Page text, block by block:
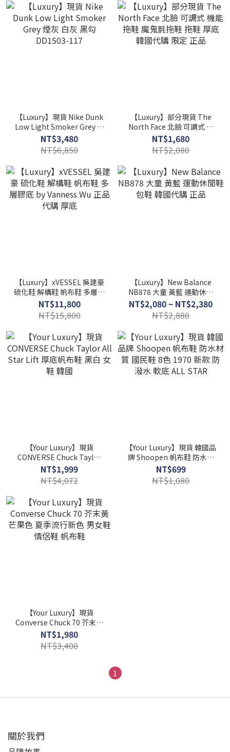
【Luxury】現貨 Nike Dunk
Low Light Smoker Grey 煙
灰 白灰 黑勾 DD1503-117
NT$3,480
NT$6,850
【Luxury】部分現貨 The
North Face 北臉 可調式 機
能拖鞋 魔鬼氈拖鞋 拖鞋 厚底
韓國代購 限定 正品
NT$1,680
NT$2,080
【Luxury】xVESSEL 吳建豪
硫化鞋 解構鞋 帆布鞋 多層膠
底 by Vanness Wu 正品代購
厚底
NT$11,800
NT$15,800
【Luxury】New Balance
NB878 大童 黃藍 運動休閒
鞋 包鞋 韓國代購 正品
NT$2,080 ~ NT$2,380
NT$2,880
【Your Luxury】現貨
CONVERSE Chuck Taylor
All Star Lift 厚底帆布鞋 黑
白 女鞋 韓國
NT$1,999
NT$4,072
【Your Luxury】現貨 韓國品
牌 Shoopen 帆布鞋 防水材
質 國民鞋 8色 1970 新款 防
潑水 軟底 ALL STAR
NT$699
NT$1,080
【Your Luxury】現貨
Converse Chuck 70 芥末黃
芒果色 夏季流行新色 男女鞋
情侶鞋 帆布鞋
NT$1,980
NT$3,400
1
關於我們